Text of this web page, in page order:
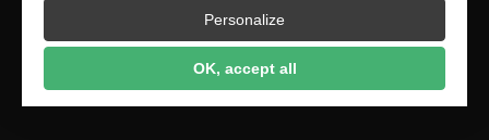
Een route vinden
OK, accept all
Personalize